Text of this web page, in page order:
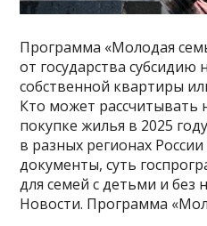
Программа «Молодая
от государства субсидию
собственной квартиры
Кто может рассчитывать
покупке жилья в 2025
в разных регионах
документы, суть
для семей с детьми и без
Новости. Программа